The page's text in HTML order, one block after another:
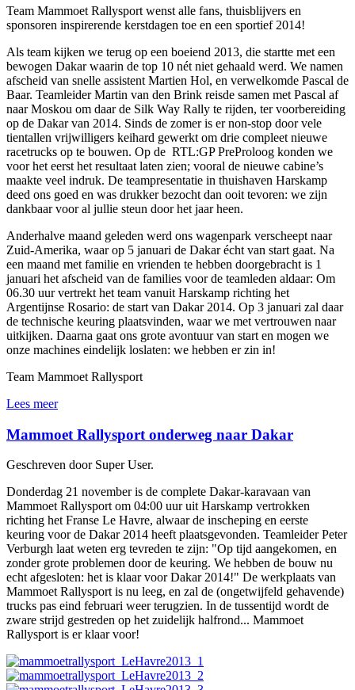
Team Mammoet Rallysport wenst alle fans, thuisblijvers en
sponsoren inspirerende kerstdagen toe en een sportief 2014!
Als team kijken we terug op een boeiend 2013, die startte met een
bewogen Dakar waarin de top 10 nét niet gehaald werd. We namen
afscheid van snelle assistent Martien Hol, en verwelkomde Pascal de
Baar. Teamleider Martin van den Brink reisde samen met Pascal af
naar Moskou om daar de Silk Way Rally te rijden, ter voorbereiding
op de Dakar van 2014. Sinds de zomer is er non-stop door vele
tientallen vrijwilligers keihard gewerkt om drie compleet nieuwe
racetrucks op te bouwen. Op de RTL:GP PreProloog konden we
voor het eerst het resultaat laten zien; vooral de nieuwe cabine’s
maakte veel indruk. De teampresentatie in thuishaven Harskamp
deed ons goed en was drukker bezocht dan ooit tevoren: we zijn
dankbaar voor al jullie steun door het jaar heen.
Anderhalve maand geleden werd ons wagenpark verscheept naar
Zuid-Amerika, waar op 5 januari de Dakar écht van start gaat. Na
een maand met familie en vrienden te hebben doorgebracht is 1
januari het afscheid van de families voor de teamleden aldaar: Om
06.30 uur vertrekt het team vanuit Harskamp richting het
Argentijnse Rosario: de start van Dakar 2014. Op 3 januari zal daar
de technische keuring plaatsvinden, waar we met vertrouwen naar
uitkijken. Daarna gaat ons grote avontuur van start en mogen we
onze machines eindelijk loslaten: we hebben er zin in!
Team Mammoet Rallysport
Lees meer
Mammoet Rallysport onderweg naar Dakar
Geschreven door Super User.
Donderdag 21 november is de complete Dakar-karavaan van
Mammoet Rallysport om 04:00 uur uit Harskamp vertrokken
richting het Franse Le Havre, alwaar de inscheping en eerste
keuring voor de Dakar 2014 heeft plaatsgevonden. Teamleider Peter
Verburgh laat weten erg tevreden te zijn: "Op tijd aangekomen, en
zonder grote problemen door de keuring. We hebben de bouw nu
echt afgesloten: het is klaar voor Dakar 2014!" De werkplaats van
Mammoet Rallysport is nu leeg, en zal de (ongetwijfeld gehavende)
trucks pas eind februari weer terugzien. In de tussentijd wordt de
zware strijd gestreden op het zuidelijk halfrond... Mammoet
Rallysport is er klaar voor!